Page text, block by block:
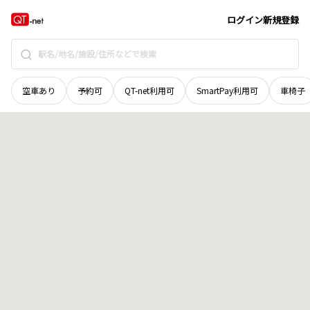
ログイン新規登録
空車あり 予約可 QT-net利用可 SmartPay利用可 車椅子
広島県